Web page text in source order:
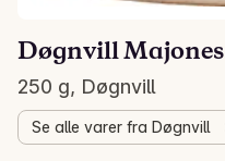
Døgnvill Majones
250 g, Døgnvill
Se alle varer fra Døgnvill